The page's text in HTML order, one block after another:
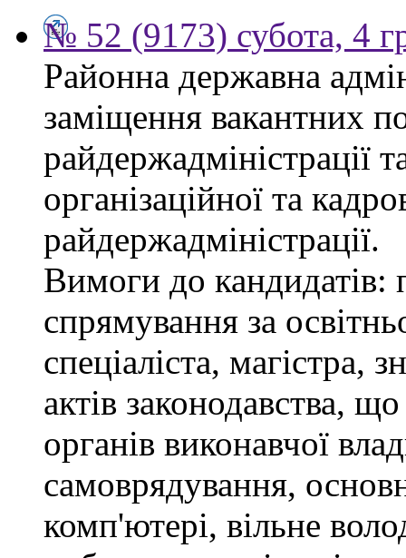
№ 52 (9173) субота, 4
Районна державна
заміщення вакантних
райдержадміністрації
організаційної та
райдержадміністрації.
Вимоги до кандидатів:
спрямування за
спеціаліста, магістра,
актів законодавства,
органів виконавчої
самоврядування,
комп'ютері, вільне